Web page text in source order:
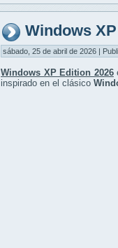
Windows
sábado, 25 de abril de 2026 |
Windows XP Edition 2026
inspirado en el clásico